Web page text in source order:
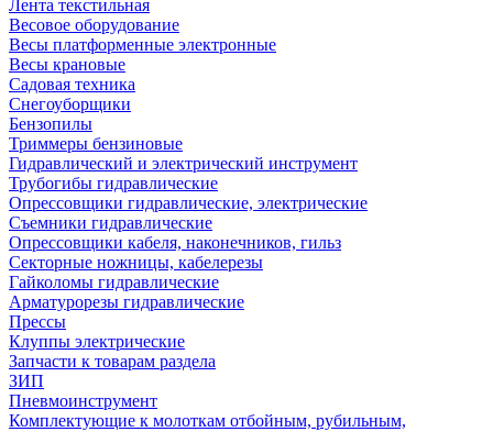
Лента текстильная
Весовое оборудование
Весы платформенные электронные
Весы крановые
Садовая техника
Снегоуборщики
Бензопилы
Триммеры бензиновые
Гидравлический и электрический инструмент
Трубогибы гидравлические
Опрессовщики гидравлические, электрические
Съемники гидравлические
Опрессовщики кабеля, наконечников, гильз
Секторные ножницы, кабелерезы
Гайколомы гидравлические
Арматурорезы гидравлические
Прессы
Клуппы электрические
Запчасти к товарам раздела
ЗИП
Пневмоинструмент
Комплектующие к молоткам отбойным, рубильным,